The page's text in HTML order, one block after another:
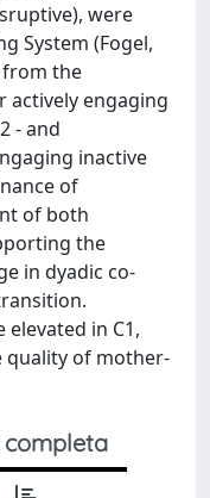
were
System (Fogel,
from the
actively engaging
- and
inactive
of
of both
the
in dyadic co-
in C1,
quality of mother-
completa